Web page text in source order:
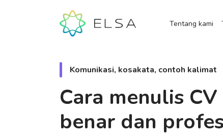
Tentang kami
Komunikasi, kosakata, contoh kalimat
Cara menulis
benar dan